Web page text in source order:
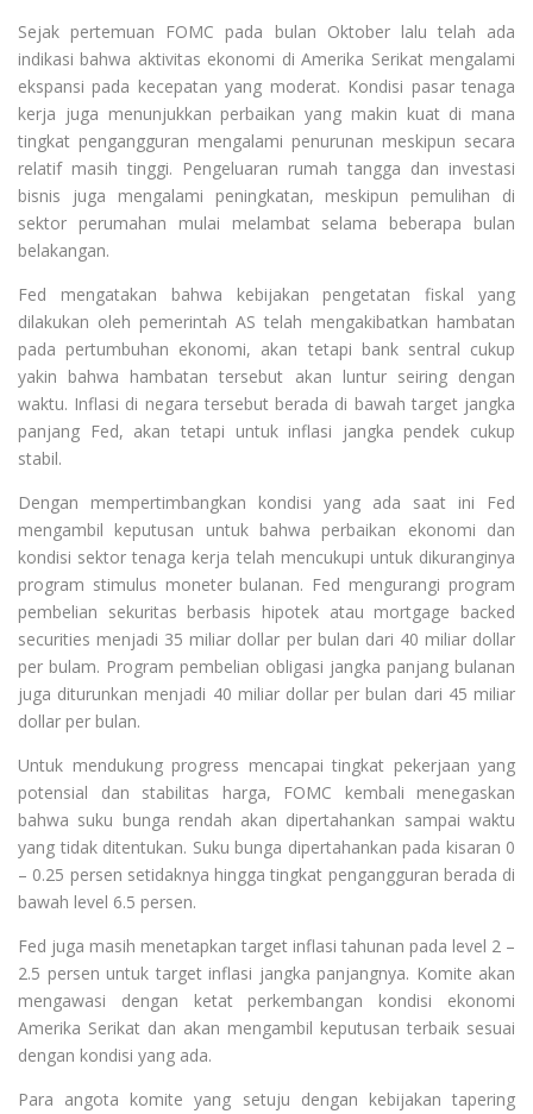
Sejak pertemuan FOMC pada bulan Oktober lalu telah ada
indikasi bahwa aktivitas ekonomi di Amerika Serikat mengalami
ekspansi pada kecepatan yang moderat. Kondisi pasar tenaga
kerja juga menunjukkan perbaikan yang makin kuat di mana
tingkat pengangguran mengalami penurunan meskipun secara
relatif masih tinggi. Pengeluaran rumah tangga dan investasi
bisnis juga mengalami peningkatan, meskipun pemulihan di
sektor perumahan mulai melambat selama beberapa bulan
belakangan.
Fed mengatakan bahwa kebijakan pengetatan fiskal yang
dilakukan oleh pemerintah AS telah mengakibatkan hambatan
pada pertumbuhan ekonomi, akan tetapi bank sentral cukup
yakin bahwa hambatan tersebut akan luntur seiring dengan
waktu. Inflasi di negara tersebut berada di bawah target jangka
panjang Fed, akan tetapi untuk inflasi jangka pendek cukup
stabil.
Dengan mempertimbangkan kondisi yang ada saat ini Fed
mengambil keputusan untuk bahwa perbaikan ekonomi dan
kondisi sektor tenaga kerja telah mencukupi untuk dikuranginya
program stimulus moneter bulanan. Fed mengurangi program
pembelian sekuritas berbasis hipotek atau mortgage backed
securities menjadi 35 miliar dollar per bulan dari 40 miliar dollar
per bulam. Program pembelian obligasi jangka panjang bulanan
juga diturunkan menjadi 40 miliar dollar per bulan dari 45 miliar
dollar per bulan.
Untuk mendukung progress mencapai tingkat pekerjaan yang
potensial dan stabilitas harga, FOMC kembali menegaskan
bahwa suku bunga rendah akan dipertahankan sampai waktu
yang tidak ditentukan. Suku bunga dipertahankan pada kisaran 0
– 0.25 persen setidaknya hingga tingkat pengangguran berada di
bawah level 6.5 persen.
Fed juga masih menetapkan target inflasi tahunan pada level 2 –
2.5 persen untuk target inflasi jangka panjangnya. Komite akan
mengawasi dengan ketat perkembangan kondisi ekonomi
Amerika Serikat dan akan mengambil keputusan terbaik sesuai
dengan kondisi yang ada.
Para angota komite yang setuju dengan kebijakan tapering